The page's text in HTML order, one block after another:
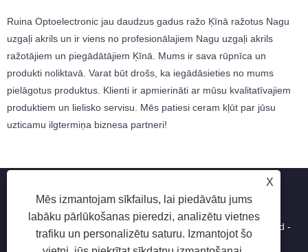
Ruina Optoelectronic jau daudzus gadus ražo Ķīnā ražotus Nagu
uzgaļi akrils un ir viens no profesionālajiem Nagu uzgaļi akrils
ražotājiem un piegādātājiem Ķīnā. Mums ir sava rūpnīca un
produkti noliktavā. Varat būt drošs, ka iegādāsieties no mums
pielāgotus produktus. Klienti ir apmierināti ar mūsu kvalitatīvajiem
produktiem un lielisko servisu. Mēs patiesi ceram kļūt par jūsu
uzticamu ilgtermiņa biznesa partneri!
X
Mēs izmantojam sīkfailus, lai piedāvātu jums
labāku pārlūkošanas pieredzi, analizētu vietnes
trafiku un personalizētu saturu. Izmantojot šo
Autortiesības © 2025 Shenzhen Ruina Optoelectronic Co., Ltd -
nagu lampa, nagu urbis, nagu putekļu kolekcionārs - visas